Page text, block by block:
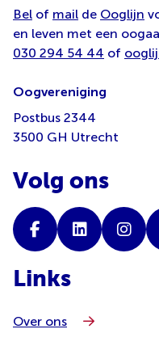
Bel of mail de Ooglijn
en leven met een
030 294 54 44 of
Oogvereniging
Postbus 2344
3500 GH Utrecht
Volg ons
Links
Over ons